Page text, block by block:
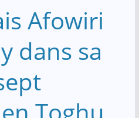
Afowiri
dans sa